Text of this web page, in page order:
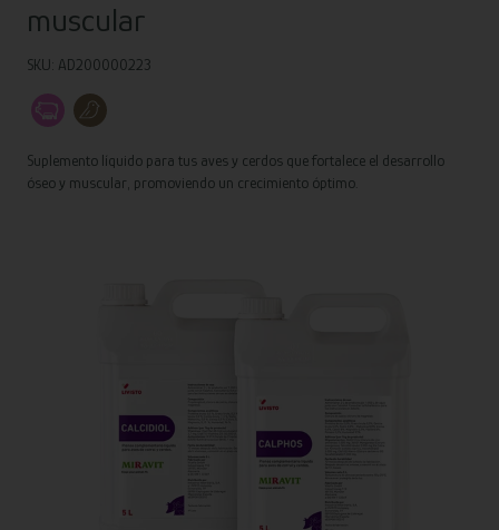
muscular
SKU: AD200000223
Suplemento líquido para tus aves y cerdos que fortalece el desarrollo
óseo y muscular, promoviendo un crecimiento óptimo.